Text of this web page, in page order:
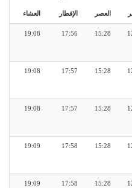
العصر الإفطار العشاء
15:28
17:56
19:08
15:28
17:57
19:08
15:28
17:57
19:08
15:28
17:58
19:09
15:28
17:58
19:09